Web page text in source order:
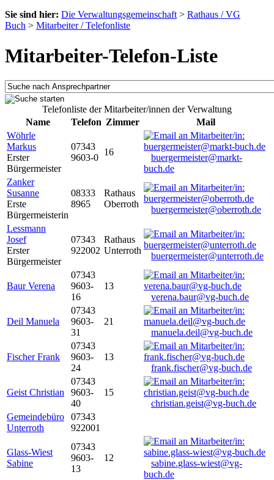
Sie sind hier: Die Verwaltungsgemeinschaft > Rathaus / VG
Buch > Mitarbeiter / Telefonliste
Mitarbeiter-Telefon-Liste
Telefonliste der Mitarbeiter/innen der Verwaltung
Name
Telefon Zimmer
Mail
Wöhrle
Markus
Erster
Bürgermeister
07343
9603-0
16
buergermeister@markt-
buch.de
Zanker
Susanne
Erste
Bürgermeisterin
08333
8965
Rathaus
Oberroth
buergermeister@oberroth.de
Lessmann
Josef
Erster
Bürgermeister
07343
922002
Rathaus
Unterroth
buergermeister@unterroth.de
Baur Verena
07343
9603-
16
13
verena.baur@vg-buch.de
Deil Manuela
07343
9603-
31
21
manuela.deil@vg-buch.de
Fischer Frank
07343
9603-
24
13
frank.fischer@vg-buch.de
Geist Christian
07343
9603-
40
15
christian.geist@vg-buch.de
Gemeindebüro
Unterroth
07343
922001
Glass-Wiest
Sabine
07343
9603-
13
12
sabine.glass-wiest@vg-
buch.de